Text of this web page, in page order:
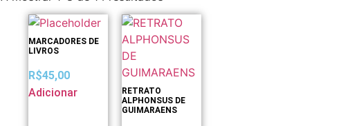
MARCADORES DE
LIVROS
R$45,00
Adicionar
RETRATO
ALPHONSUS DE
GUIMARAENS